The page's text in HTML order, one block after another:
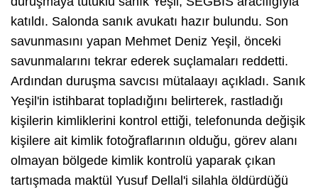
katıldı. Salonda sanık avukatı hazır bulundu. Son
savunmasını yapan Mehmet Deniz Yeşil, önceki
savunmalarını tekrar ederek suçlamaları reddetti.
Ardından duruşma savcısı mütalaayı açıkladı. Sanık
Yeşil'in istihbarat topladığını belirterek, rastladığı
kişilerin kimliklerini kontrol ettiği, telefonunda değişik
kişilere ait kimlik fotoğraflarının olduğu, görev alanı
olmayan bölgede kimlik kontrolü yaparak çıkan
tartışmada maktül Yusuf Dellal'i silahla öldürdüğü